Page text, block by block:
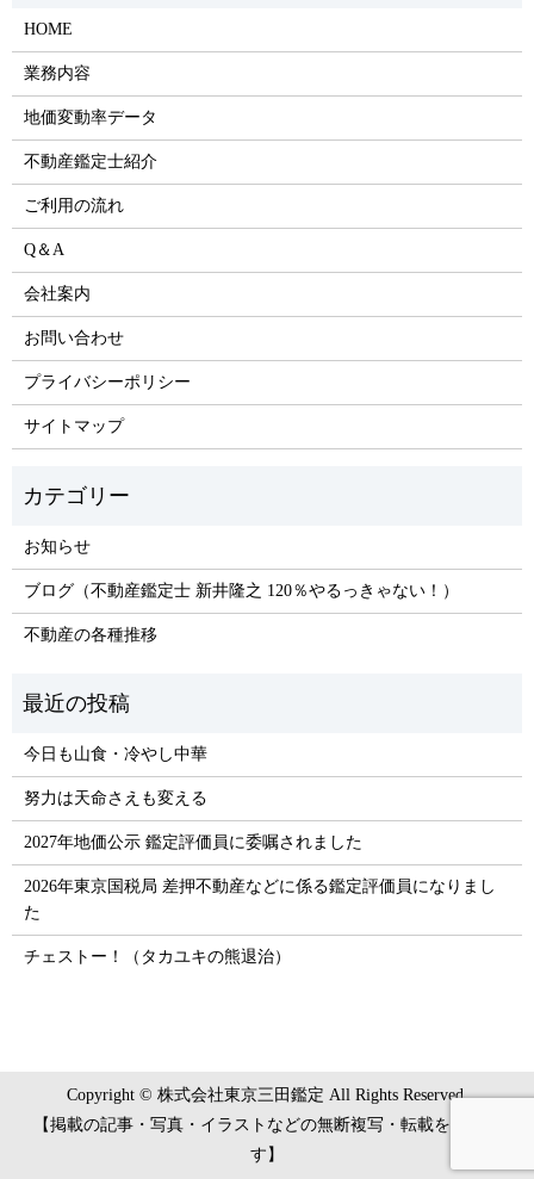
HOME
業務内容
地価変動率データ
不動産鑑定士紹介
ご利用の流れ
Q＆A
会社案内
お問い合わせ
プライバシーポリシー
サイトマップ
お知らせ
ブログ（不動産鑑定士 新井隆之 120％やるっきゃない！）
不動産の各種推移
今日も山食・冷やし中華
努力は天命さえも変える
2027年地価公示 鑑定評価員に委嘱されました
2026年東京国税局 差押不動産などに係る鑑定評価員になりまし
た
チェストー！（タカユキの熊退治）
Copyright © 株式会社東京三田鑑定 All Rights Reserved.
【掲載の記事・写真・イラストなどの無断複写・転載を禁じま
す】